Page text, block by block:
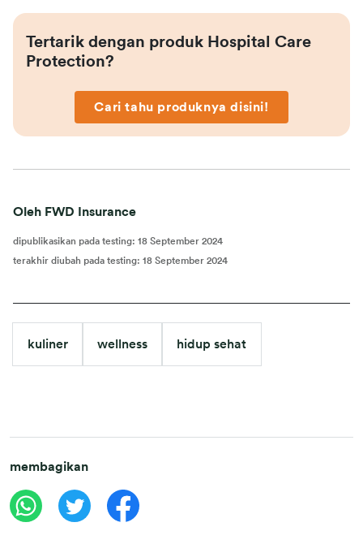
Tertarik dengan produk Hospital Care
Protection?
Cari tahu produknya disini!
Oleh FWD Insurance
dipublikasikan pada testing: 18 September 2024
terakhir diubah pada testing: 18 September 2024
kuliner wellness hidup sehat
membagikan